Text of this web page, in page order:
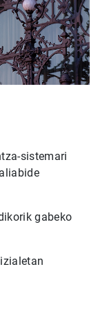
sistemari
gabeko